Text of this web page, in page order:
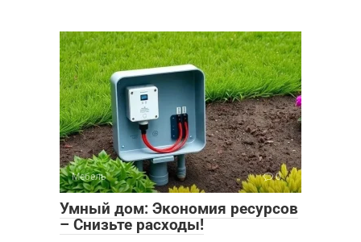
Мебель 0
Умный дом: Экономия ресурсов
– Снизьте расходы!